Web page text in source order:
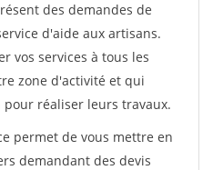
des demandes de
d'aide aux artisans.
vos services à tous les
zone d'activité et qui
réaliser leurs travaux.
permet de vous mettre en
demandant des devis